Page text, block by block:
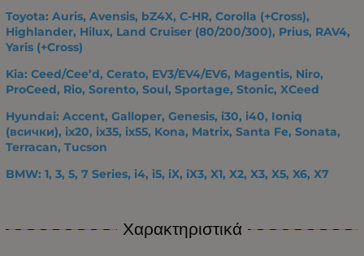
Toyota: Auris, Avensis, bZ4X, C-HR, Corolla (+Cross),
Highlander, Hilux, Land Cruiser (80/200/300), Prius, RAV4,
Yaris (+Cross)
Kia: Ceed/Cee’d, Cerato, EV3/EV4/EV6, Magentis, Niro,
ProCeed, Rio, Sorento, Soul, Sportage, Stonic, XCeed
Hyundai: Accent, Galloper, Genesis, i30, i40, Ioniq
(всички), ix20, ix35, ix55, Kona, Matrix, Santa Fe, Sonata,
Terracan, Tucson
BMW: 1, 3, 5, 7 Series, i4, i5, iX, iX3, X1, X2, X3, X5, X6, X7
Χαρακτηριστικά